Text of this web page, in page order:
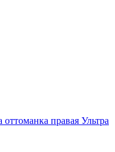
правая Ультра